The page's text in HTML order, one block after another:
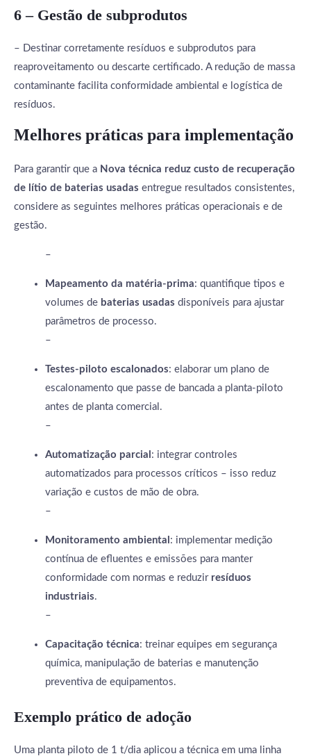
6 – Gestão de subprodutos
– Destinar corretamente resíduos e subprodutos para
reaproveitamento ou descarte certificado. A redução de massa
contaminante facilita conformidade ambiental e logística de
resíduos.
Melhores práticas para implementação
Para garantir que a Nova técnica reduz custo de recuperação
de lítio de baterias usadas entregue resultados consistentes,
considere as seguintes melhores práticas operacionais e de
gestão.
–
Mapeamento da matéria-prima: quantifique tipos e
volumes de baterias usadas disponíveis para ajustar
parâmetros de processo.
–
Testes-piloto escalonados: elaborar um plano de
escalonamento que passe de bancada a planta-piloto
antes de planta comercial.
–
Automatização parcial : integrar controles
automatizados para processos críticos – isso reduz
variação e custos de mão de obra.
–
Monitoramento ambiental : implementar medição
contínua de efluentes e emissões para manter
conformidade com normas e reduzir resíduos
industriais.
–
Capacitação técnica: treinar equipes em segurança
química, manipulação de baterias e manutenção
preventiva de equipamentos.
Exemplo prático de adoção
Uma planta piloto de 1 t/dia aplicou a técnica em uma linha